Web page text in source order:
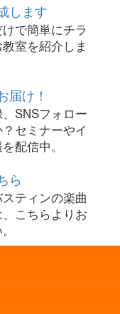
します
で簡単にチラ
室を紹介しま
届け！
SNSフォロー
セミナーやイ
配信中。
ら
ティンの楽曲
こちらよりお